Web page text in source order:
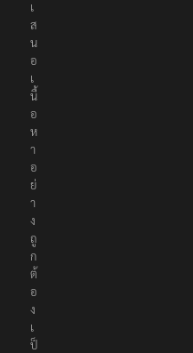
นำ
เ
ส
น
อ
เ
นื้
อ
ห
า
อ
ย่
า
ง
ถู
ก
ต้
อ
ง
เ